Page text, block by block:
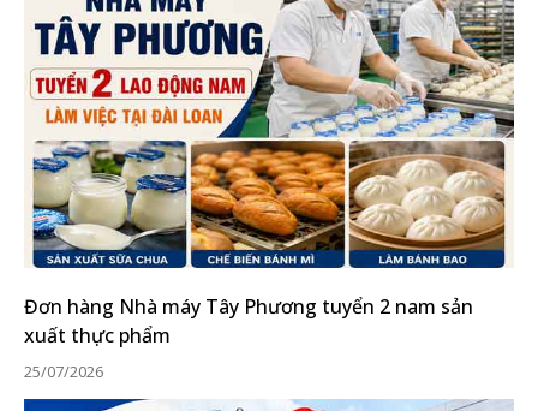
Đơn hàng Nhà máy Tây Phương tuyển 2 nam sản
xuất thực phẩm
25/07/2026